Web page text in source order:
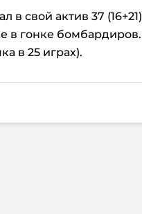
в свой актив 37 (16+21)
в гонке бомбардиров.
в 25 играх).